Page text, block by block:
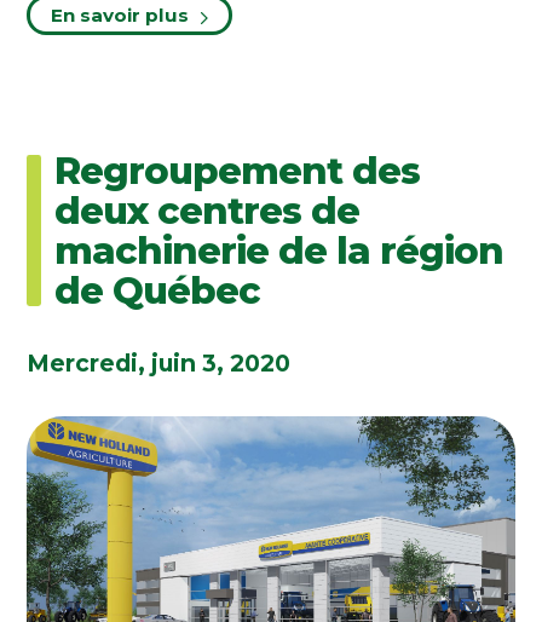
En savoir plus
Regroupement des
deux centres de
machinerie de la région
de Québec
Mercredi, juin 3, 2020